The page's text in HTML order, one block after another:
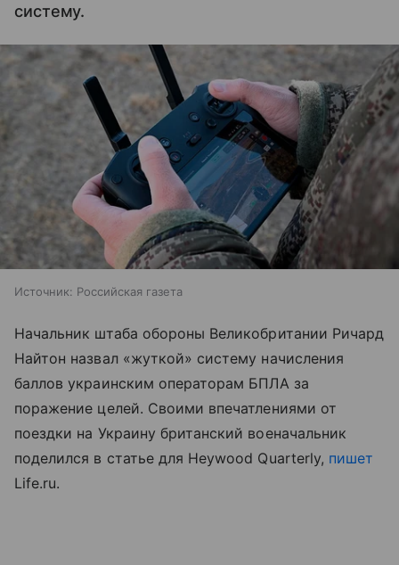
систему.
Источник: Российская газета
Начальник штаба обороны Великобритании Ричард
Найтон назвал «жуткой» систему начисления
баллов украинским операторам БПЛА за
поражение целей. Своими впечатлениями от
поездки на Украину британский военачальник
поделился в статье для Heywood Quarterly, пишет
Life.ru.